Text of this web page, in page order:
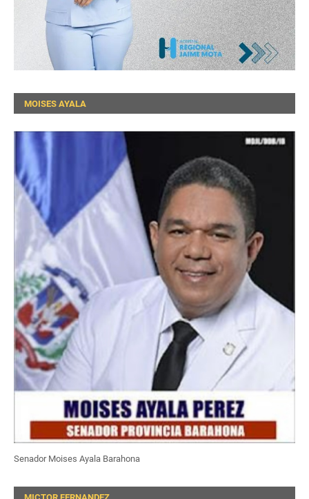
MOISES AYALA
Senador Moises Ayala Barahona